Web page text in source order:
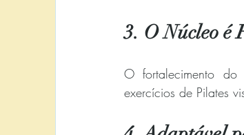
3. O Núcleo é
O fortalecimento do
exercícios de Pilates